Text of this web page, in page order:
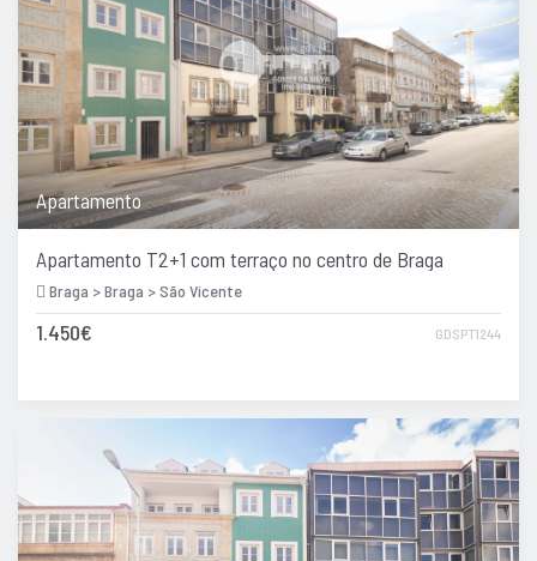
Apartamento
Apartamento T2+1 com terraço no centro de Braga
Braga > Braga > São Vicente
GDSPT1244
1.450€